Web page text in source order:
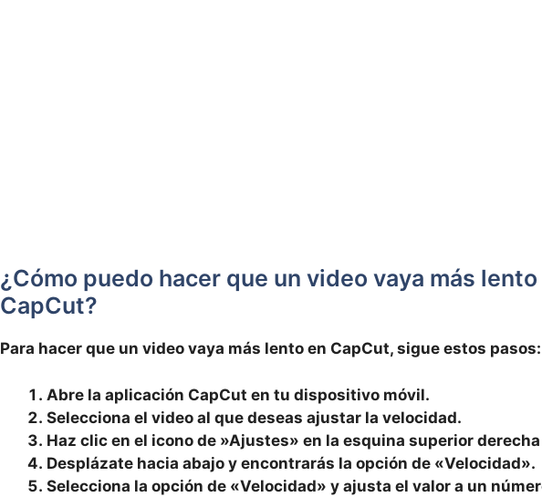
¿Cómo puedo​ hacer que⁢ un video⁢ vaya más lento‌
⁣CapCut?
Para ⁢hacer que un video vaya más⁢ lento en ​CapCut,⁣ sigue ‌estos pasos:
Abre la⁤ aplicación CapCut en tu‍ dispositivo móvil.
Selecciona el⁤ video al ⁤que⁢ deseas ajustar la velocidad.
Haz⁤ clic en el icono de ​»Ajustes» en la esquina superior
Desplázate hacia ‍abajo y encontrarás ⁢la opción de «Velocidad».
Selecciona la opción de «Velocidad» y ajusta el valor ⁤a un